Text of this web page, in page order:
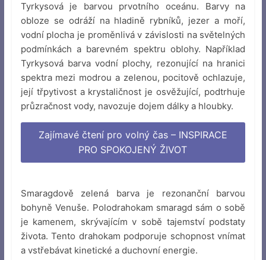
Tyrkysová je barvou prvotního oceánu. Barvy na
obloze se odráží na hladině rybníků, jezer a moří,
vodní plocha je proměnlivá v závislosti na světelných
podmínkách a barevném spektru oblohy. Například
Tyrkysová barva vodní plochy, rezonující na hranici
spektra mezi modrou a zelenou, pocitově ochlazuje,
její třpytivost a krystaličnost je osvěžující, podtrhuje
průzračnost vody, navozuje dojem dálky a hloubky.
Zajímavé čtení pro volný čas – INSPIRACE
PRO SPOKOJENÝ ŽIVOT
Smaragdově zelená barva je rezonanční barvou
bohyně Venuše. Polodrahokam smaragd sám o sobě
je kamenem, skrývajícím v sobě tajemství podstaty
života. Tento drahokam podporuje schopnost vnímat
a vstřebávat kinetické a duchovní energie.